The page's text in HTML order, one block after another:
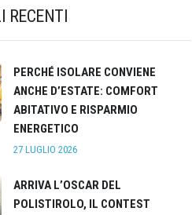
RECENTI
PERCHÉ ISOLARE CONVIENE
ANCHE D’ESTATE: COMFORT
ABITATIVO E RISPARMIO
ENERGETICO
27 LUGLIO 2026
ARRIVA L’OSCAR DEL
POLISTIROLO, IL CONTEST